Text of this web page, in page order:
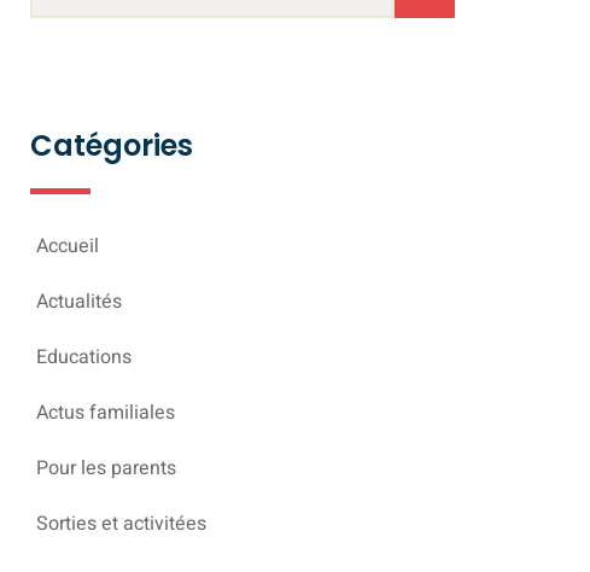
Catégories
Accueil
Actualités
Educations
Actus familiales
Pour les parents
Sorties et activitées